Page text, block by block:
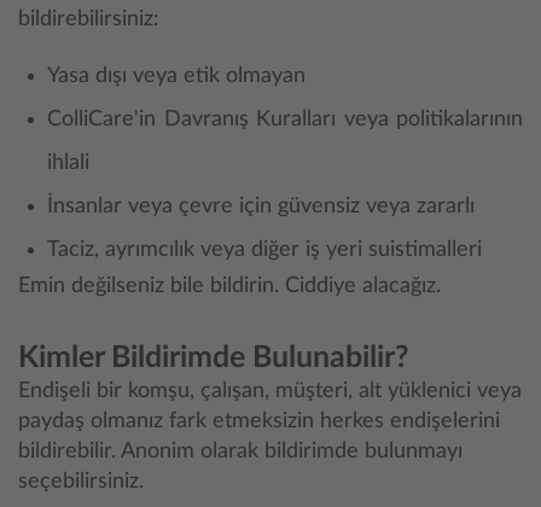
bildirebilirsiniz:
Yasa dışı veya etik olmayan
ColliCare'in Davranış Kuralları veya politikalarının
ihlali
İnsanlar veya çevre için güvensiz veya zararlı
Taciz, ayrımcılık veya diğer iş yeri suistimalleri
Emin değilseniz bile bildirin. Ciddiye alacağız.
Kimler Bildirimde Bulunabilir?
Endişeli bir komşu, çalışan, müşteri, alt yüklenici veya
paydaş olmanız fark etmeksizin herkes endişelerini
bildirebilir. Anonim olarak bildirimde bulunmayı
seçebilirsiniz.